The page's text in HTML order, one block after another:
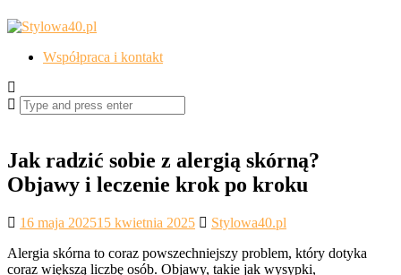
Współpraca i kontakt
Search
for:
Jak radzić sobie z alergią skórną?
Objawy i leczenie krok po kroku
16 maja 202515 kwietnia 2025
Stylowa40.pl
Alergia skórna to coraz powszechniejszy problem, który dotyka
coraz większą liczbę osób. Objawy, takie jak wysypki,